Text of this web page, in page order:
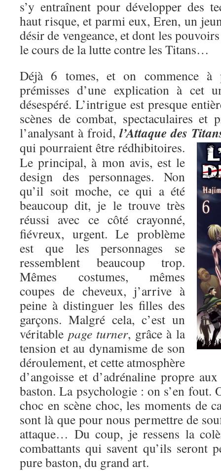
s’y entraînent pour développer des
haut risque, et parmi eux, Eren, un
désir de vengeance, et dont les
le cours de la lutte contre les Titans…
Déjà 6 tomes, et on commence à
prémisses d’une explication à cet
désespéré. L’intrigue est presque
scènes de combat, spectaculaires et
l’analysant à froid, l’Attaque des
qui pourraient être rédhibitoires.
Le principal, à mon avis, est le
design des personnages. Non
qu’il soit moche, ce qui a été
beaucoup dit, je le trouve très
réussi avec ce côté crayonné,
fiévreux, urgent. Le problème
est que les personnages se
ressemblent beaucoup trop.
Mêmes costumes, mêmes
coupes de cheveux, j’arrive à
peine à distinguer les filles des
garçons. Malgré cela, c’est un
véritable page turner, grâce à la
tension et au dynamisme de son
déroulement, et cette atmosphère
d’angoisse et d’adrénaline propre
baston. La psychologie : on s’en fout.
choc en scène choc, les moments de
sont là que pour nous permettre de
attaque… Du coup, je ressens la
combattants qui savent qu’ils seront
pure baston, du grand art.